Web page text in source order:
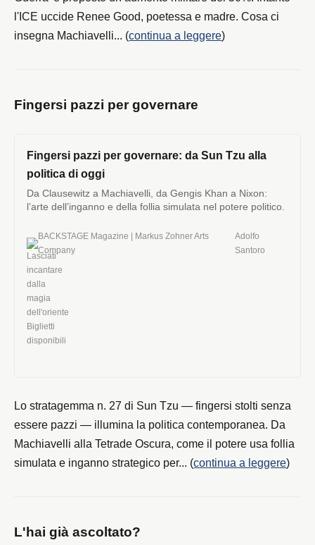
l'ICE uccide Renee Good, poetessa e madre. Cosa ci
insegna Machiavelli... (continua a leggere)
Fingersi pazzi per governare
Fingersi pazzi per governare: da Sun Tzu alla
politica di oggi
Da Clausewitz a Machiavelli, da Gengis Khan a Nixon:
l’arte dell’inganno e della follia simulata nel potere politico.
BACKSTAGE Magazine | Markus Zohner Arts
Company
Adolfo
Santoro
Lo stratagemma n. 27 di Sun Tzu — fingersi stolti senza
essere pazzi — illumina la politica contemporanea. Da
Machiavelli alla Tetrade Oscura, come il potere usa follia
simulata e inganno strategico per... (continua a leggere)
L'hai già ascoltato?